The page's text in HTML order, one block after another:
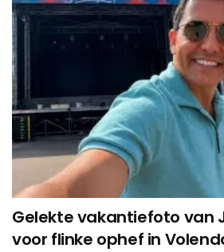
Gelekte vakantiefoto van
voor flinke ophef in